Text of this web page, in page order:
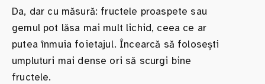
Da, dar cu măsură: fructele proaspete sau
gemul pot lăsa mai mult lichid, ceea ce ar
putea înmuia foietajul. Încearcă să folosești
umpluturi mai dense ori să scurgi bine
fructele.